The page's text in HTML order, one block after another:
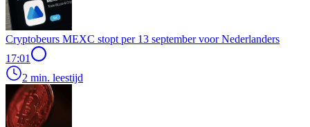
Cryptobeurs MEXC stopt per 13 september voor Nederlanders
17:01
2 min. leestijd